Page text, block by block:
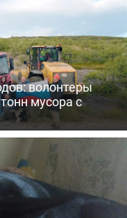
волонтеры
мусора с